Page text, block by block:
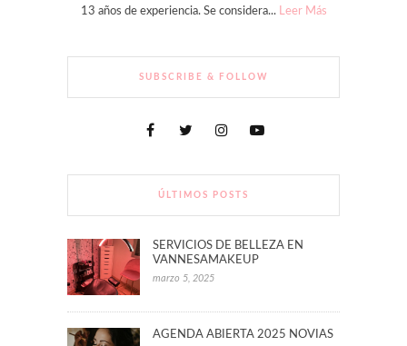
13 años de experiencia. Se considera... Leer Más
SUBSCRIBE & FOLLOW
ÚLTIMOS POSTS
SERVICIOS DE BELLEZA EN
VANNESAMAKEUP
marzo 5, 2025
AGENDA ABIERTA 2025 NOVIAS